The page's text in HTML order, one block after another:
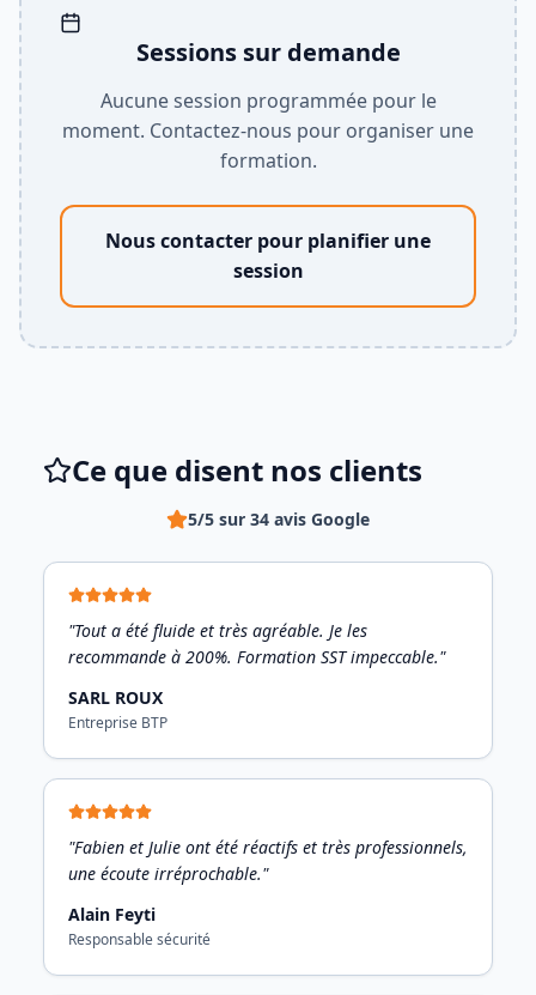
Sessions sur demande
Aucune session programmée pour le
moment. Contactez-nous pour organiser une
formation.
Nous contacter pour planifier une
session
Ce que disent nos clients
5/5 sur 34 avis Google
"Tout a été fluide et très agréable. Je les
recommande à 200%. Formation SST impeccable."
SARL ROUX
Entreprise BTP
"Fabien et Julie ont été réactifs et très professionnels,
une écoute irréprochable."
Alain Feyti
Responsable sécurité